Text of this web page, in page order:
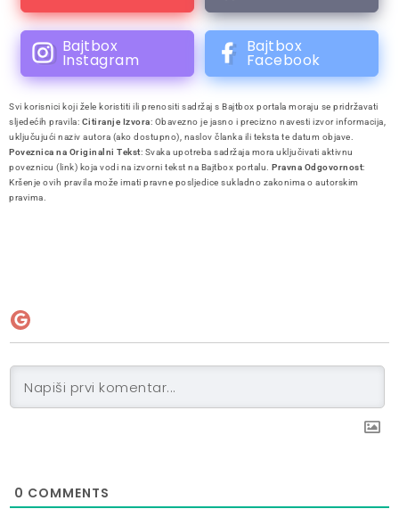
Bajtbox
Instagram
Bajtbox
Facebook
Svi korisnici koji žele koristiti ili prenositi sadržaj s Bajtbox portala moraju se pridržavati
sljedećih pravila: Citiranje Izvora: Obavezno je jasno i precizno navesti izvor informacija,
uključujući naziv autora (ako dostupno), naslov članka ili teksta te datum objave.
Poveznica na Originalni Tekst: Svaka upotreba sadržaja mora uključivati aktivnu
poveznicu (link) koja vodi na izvorni tekst na Bajtbox portalu. Pravna Odgovornost:
Kršenje ovih pravila može imati pravne posljedice sukladno zakonima o autorskim
pravima.
0 COMMENTS